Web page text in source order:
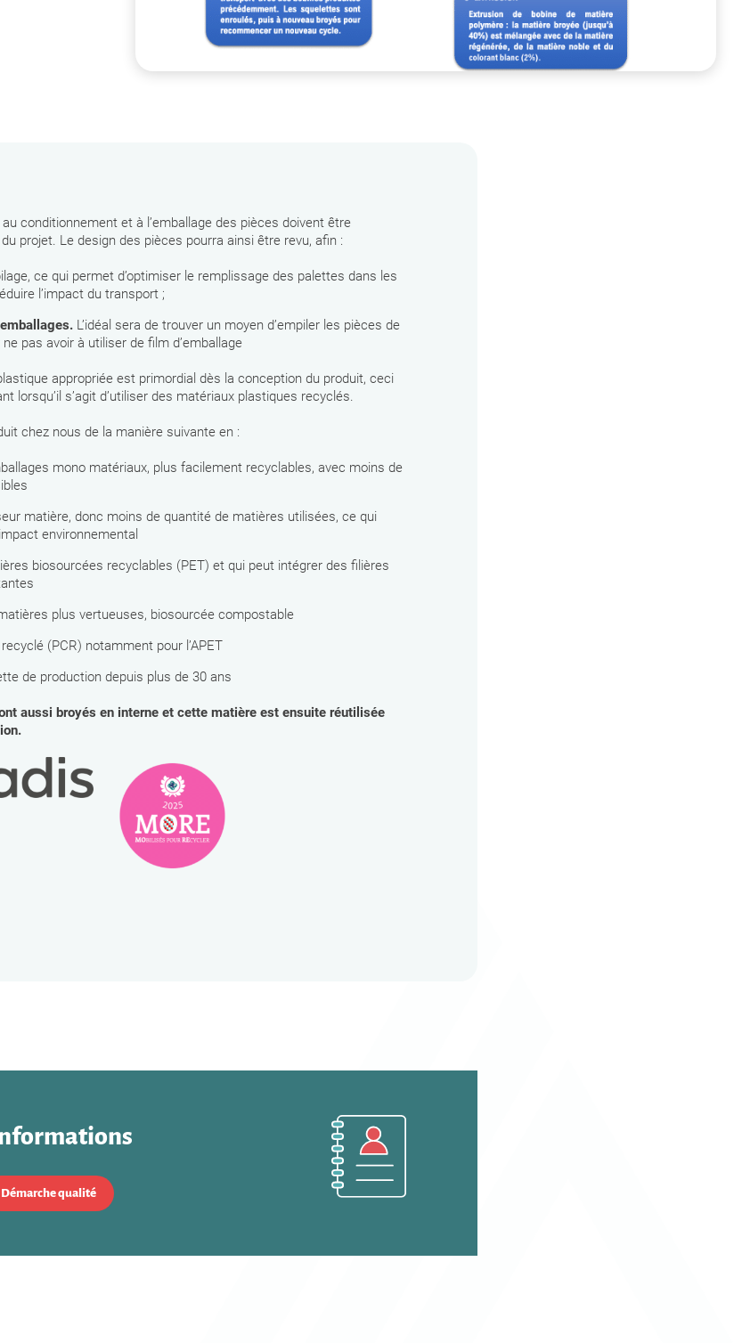
conditionnement et à l’emballage des pièces doivent être
projet. Le design des pièces pourra ainsi être revu, afin :
ce qui permet d’optimiser le remplissage des palettes dans les
l’impact du transport ;
L’idéal sera de trouver un moyen d’empiler les pièces de
pas avoir à utiliser de film d’emballage
appropriée est primordial dès la conception du produit, ceci
lorsqu’il s’agit d’utiliser des matériaux plastiques recyclés.
chez nous de la manière suivante en :
mono matériaux, plus facilement recyclables, avec moins de
matière, donc moins de quantité de matières utilisées, ce qui
environnemental
biosourcées recyclables (PET) et qui peut intégrer des filières
plus vertueuses, biosourcée compostable
(PCR) notamment pour l’APET
de production depuis plus de 30 ans
aussi broyés en interne et cette matière est ensuite réutilisée
Démarche qualité